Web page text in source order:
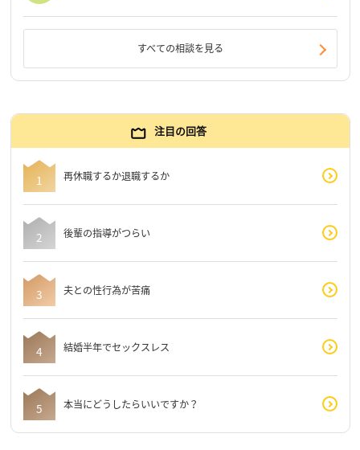
すべての相談を見る
注目の回答
再休職するか退職するか
後輩の指導がつらい
夫との性行為が苦痛
結婚半年でセックスレス
本当にどうしたらいいですか？